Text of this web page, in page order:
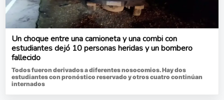
Un choque entre una camioneta y una combi con
estudiantes dejó 10 personas heridas y un bombero
fallecido
Todos fueron derivados a diferentes nosocomios. Hay dos
estudiantes con pronóstico reservado y otros cuatro continúan
internados